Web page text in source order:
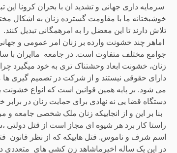
سرمایه داری جهانی و تشدید ان با بحران کرونا
خوشبختانه ما با مقاومت گسترده زنان به اشکال
تلاش دارند تا این معضل را به امرهمگانی تبدیل کنند.
اماهر چند خشونت وارده بر زنان امر عمومی و
جوامع مختلف متفاوت است. در جامعه ماایران با
زنان، خشونت ابعاد وحشتناک تری به خود میگیرد
دارای حقوقی نیستند و از شرکت در تصمیم گیری
می شود. بر پایه همین قوانین است که انواع خشونت
دستگاه قضا یی نه نهادی برای حمایت زنان در
بنا بر این و از انجاییکه زنان ملک شخصی
راستا کار برد هر شیوه ای مجاز است از قتل دولتی
اسم شرف و ناموس. قتل هاییکه که از نظر قانون
در این یک ساله اخیرماشاهد زن کشی های متعددی